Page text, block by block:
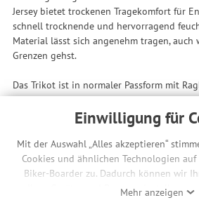
Einwilligung für
Mit der Auswahl „Alles akzeptieren“
Cookies und ähnlichen Technologien
Biker-Boarder zu. Dadurch können wir
Ihrer Geräte- und Browsereinstellungen
Mehr anzeigen
Jersey bietet trockenen Tragekomfort für
schnell trocknende und hervorragend
Material lässt sich angenehm tragen, auch
Grenzen gehst.
Das Trikot ist in normaler Passform mit
bietet optimale Bewegungsfreiheit.
Rückenund Ellbogenprotektoren getragen
sichere Kartentasche mit Reißverschluss
Seitennaht und ein großes POC-Logo auf
Design ab.